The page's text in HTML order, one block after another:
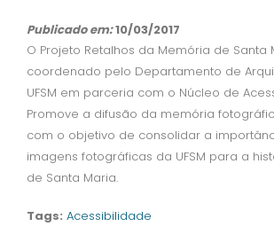
Publicado em:10/03/2017
O Projeto Retalhos da Memória de Santa
coordenado pelo Departamento de
UFSM em parceria com o Núcleo de
Promove a difusão da memória
com o objetivo de consolidar a
imagens fotográficas da UFSM para a
de Santa Maria.
Tags: Acessibilidade